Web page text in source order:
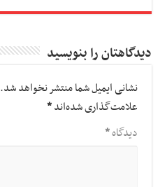
دیدگاهتان را بنویسید
نشانی ایمیل شما منتشر نخواهد شد.
علامت‌گذاری شده‌اند*
دیدگاه*